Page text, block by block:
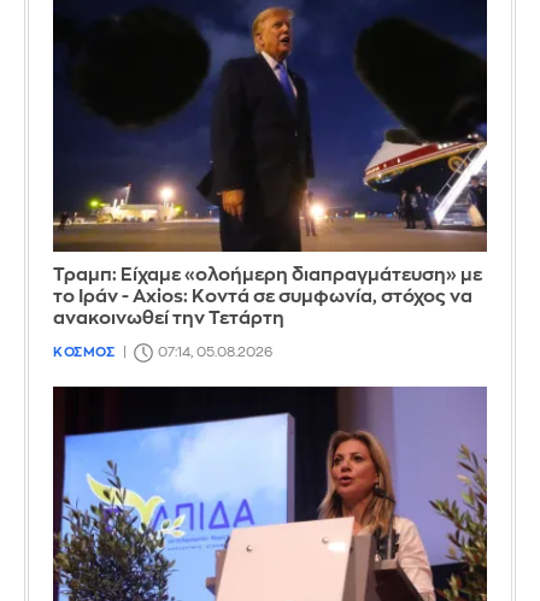
Τραμπ: Είχαμε «ολοήμερη διαπραγμάτευση» με
το Ιράν - Axios: Κοντά σε συμφωνία, στόχος να
ανακοινωθεί την Τετάρτη
ΚΟΣΜΟΣ 07:14, 05.08.2026